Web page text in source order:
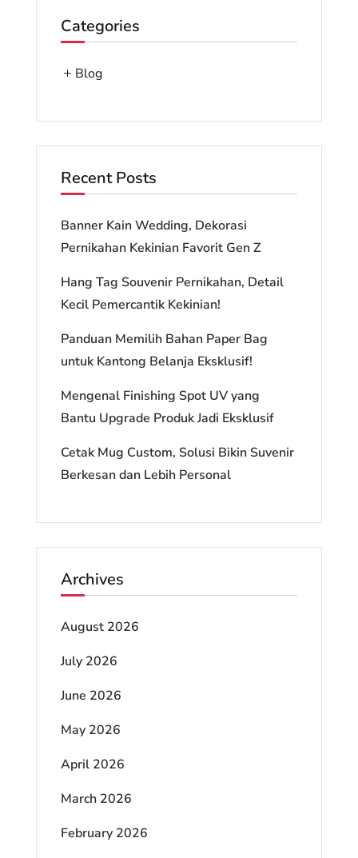
Categories
Blog
Recent Posts
Banner Kain Wedding, Dekorasi
Pernikahan Kekinian Favorit Gen Z
Hang Tag Souvenir Pernikahan, Detail
Kecil Pemercantik Kekinian!
Panduan Memilih Bahan Paper Bag
untuk Kantong Belanja Eksklusif!
Mengenal Finishing Spot UV yang
Bantu Upgrade Produk Jadi Eksklusif
Cetak Mug Custom, Solusi Bikin Suvenir
Berkesan dan Lebih Personal
Archives
August 2026
July 2026
June 2026
May 2026
April 2026
March 2026
February 2026